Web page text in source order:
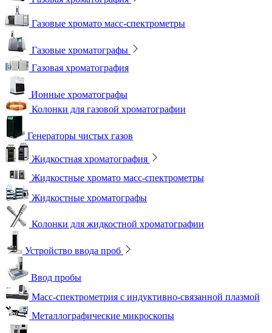
Газовые хромато масс-спектрометры
Газовые хроматографы
Газовая хроматография
Ионные хроматографы
Колонки для газовой хроматографии
Генераторы чистых газов
Жидкостная хроматография
Жидкостные хромато масс-спектрометры
Жидкостные хроматографы
Колонки для жидкостной хроматографии
Устройство ввода проб
Ввод пробы
Масс-спектрометрия с индуктивно-связанной плазмой
Металлографические микроскопы